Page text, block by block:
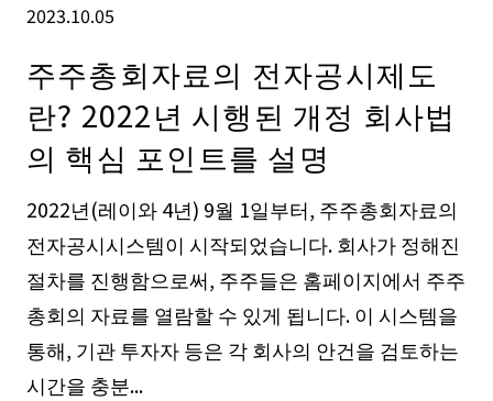
2023.10.05
주주총회자료의 전자공시제도
란? 2022년 시행된 개정 회사법
의 핵심 포인트를 설명
2022년(레이와 4년) 9월 1일부터, 주주총회자료의
전자공시시스템이 시작되었습니다. 회사가 정해진
절차를 진행함으로써, 주주들은 홈페이지에서 주주
총회의 자료를 열람할 수 있게 됩니다. 이 시스템을
통해, 기관 투자자 등은 각 회사의 안건을 검토하는
시간을 충분...